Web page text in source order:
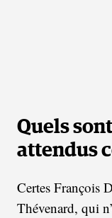
Quels
attendus
Certes François
Thévenard, qui